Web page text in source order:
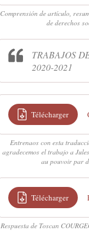
Comprensión de artículo,
de derechos
TRABAJOS
2020-2021
Télécharger
Entrenaos con esta
agradecemos el trabajo a
au pouvoir par
Télécharger
Respuesta de Toscan